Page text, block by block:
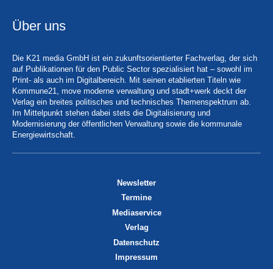
Über uns
Die K21 media GmbH ist ein zukunftsorientierter Fachverlag, der sich
auf Publikationen für den Public Sector spezialisiert hat – sowohl im
Print- als auch im Digitalbereich. Mit seinen etablierten Titeln wie
Kommune21, move moderne verwaltung und stadt+werk deckt der
Verlag ein breites politisches und technisches Themenspektrum ab.
Im Mittelpunkt stehen dabei stets die Digitalisierung und
Modernisierung der öffentlichen Verwaltung sowie die kommunale
Energiewirtschaft.
Newsletter
Termine
Mediaservice
Verlag
Datenschutz
Impressum